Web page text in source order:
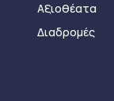
Αξιοθέατα
Διαδρομές